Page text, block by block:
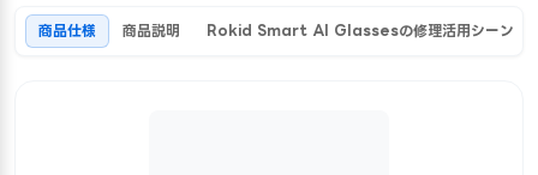
商品仕様 商品説明 Rokid Smart AI Glassesの修理活用シーン